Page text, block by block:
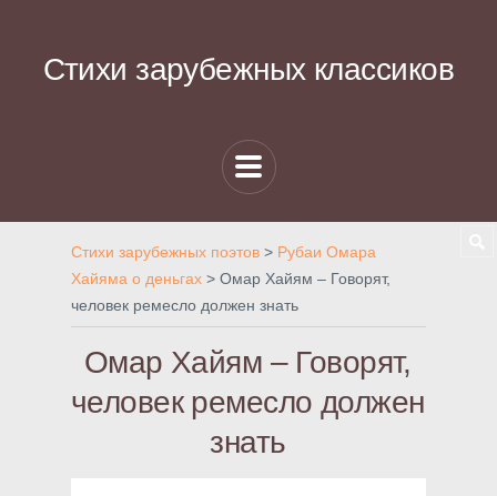
Стихи зарубежных классиков
Стихи зарубежных поэтов > Рубаи Омара
Хайяма о деньгах > Омар Хайям – Говорят,
человек ремесло должен знать
Омар Хайям – Говорят,
человек ремесло должен
знать